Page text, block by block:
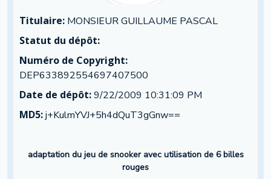
Titulaire: MONSIEUR GUILLAUME PASCAL
Statut du dépôt:
Numéro de Copyright:
DEP633892554697407500
Date de dépôt:9/22/2009 10:31:09 PM
MD5:j+KulmYVJ+5h4dQuT3gGnw==
adaptation du jeu de snooker avec utilisation de 6 billes
rouges